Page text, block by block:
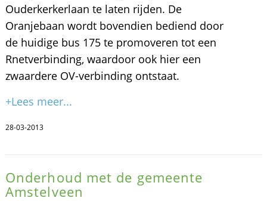
Ouderkerkerlaan te laten rijden. De
Oranjebaan wordt bovendien bediend door
de huidige bus 175 te promoveren tot een
Rnetverbinding, waardoor ook hier een
zwaardere OV-verbinding ontstaat.
+Lees meer...
28-03-2013
Onderhoud met de gemeente
Amstelveen